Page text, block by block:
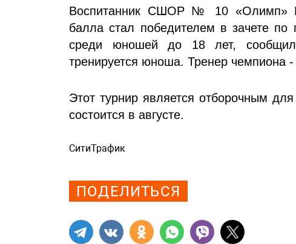
Воспитанник СШОР № 10 «Олимп»
балла стал победителем в зачете
среди юношей до 18 лет,
тренируется юноша. Тренер чемпиона
Этот турнир является отборочным
состоится в августе.
СитиТрафик
ПОДЕЛИТЬСЯ